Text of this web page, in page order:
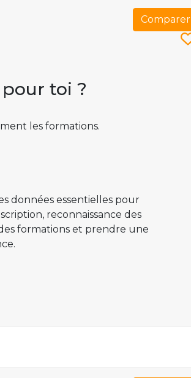
Comparer
toi ?
les formations.
données essentielles pour
reconnaissance des
formations et prendre une